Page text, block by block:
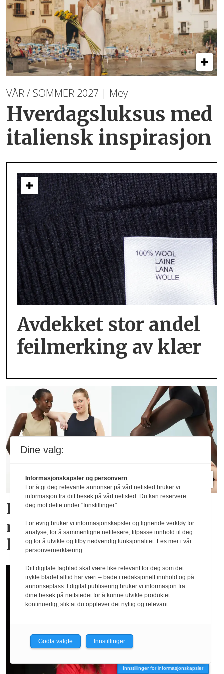
VÅR / SOMMER 2027 | Mey
Hverdagsluksus med
italiensk inspirasjon
Avdekket stor andel
feil­merking av klær
Lindex og Mammut lanserer
menstruse for en aktiv
livsstil
Innstillinger for informasjonskapsler
Dine valg:
Informasjonskapsler og personvern
For å gi deg relevante annonser på vårt nettsted bruker vi
informasjon fra ditt besøk på vårt nettsted. Du kan reservere
deg mot dette under "Innstillinger".
For øvrig bruker vi informasjonskapsler og lignende verktøy for
analyse, for å sammenligne nettlesere, tilpasse innhold til deg
og for å utvikle og tilby nødvendig funksjonalitet. Les mer i vår
personvernerklæring.
Ditt digitale fagblad skal være like relevant for deg som det
trykte bladet alltid har vært – bade i redaksjonelt innhold og på
annonseplass. I digital publisering bruker vi informasjon fra
dine besøk på nettstedet for å kunne utvikle produktet
kontinuerlig, slik at du opplever det nyttig og relevant.
Godta valgte Innstillinger